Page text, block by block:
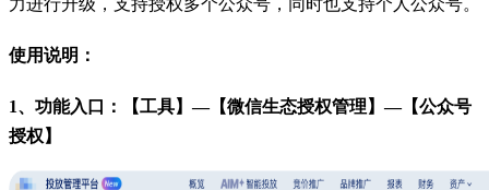
力进行升级，支持授权多个公众号，同时也支持个人公众号。
使用说明：
1、功能入口：【工具】—【微信生态授权管理】—【公众号
授权】